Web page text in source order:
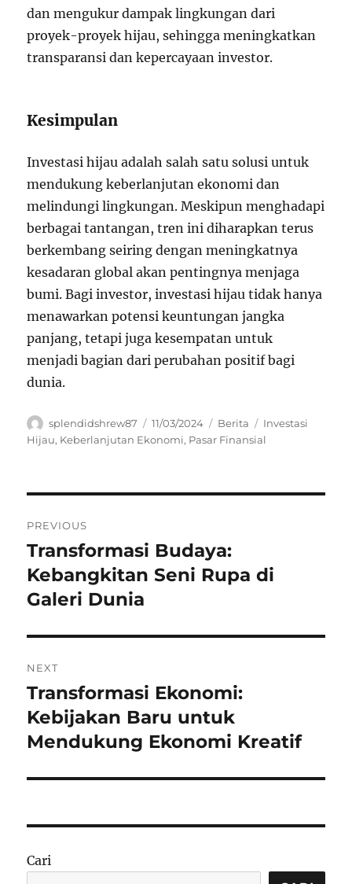
dan mengukur dampak lingkungan dari
proyek-proyek hijau, sehingga meningkatkan
transparansi dan kepercayaan investor.
Kesimpulan
Investasi hijau adalah salah satu solusi untuk
mendukung keberlanjutan ekonomi dan
melindungi lingkungan. Meskipun menghadapi
berbagai tantangan, tren ini diharapkan terus
berkembang seiring dengan meningkatnya
kesadaran global akan pentingnya menjaga
bumi. Bagi investor, investasi hijau tidak hanya
menawarkan potensi keuntungan jangka
panjang, tetapi juga kesempatan untuk
menjadi bagian dari perubahan positif bagi
dunia.
Author
splendidshrew87
Posted
on
11/03/2024 Categories
Berita Tags
Investasi
Hijau, Keberlanjutan Ekonomi, Pasar Finansial
pos
PREVIOUS
Previous
post:
Transformasi Budaya:
Kebangkitan Seni Rupa di
Galeri Dunia
NEXT
Next
post:
Transformasi Ekonomi:
Kebijakan Baru untuk
Mendukung Ekonomi Kreatif
Cari